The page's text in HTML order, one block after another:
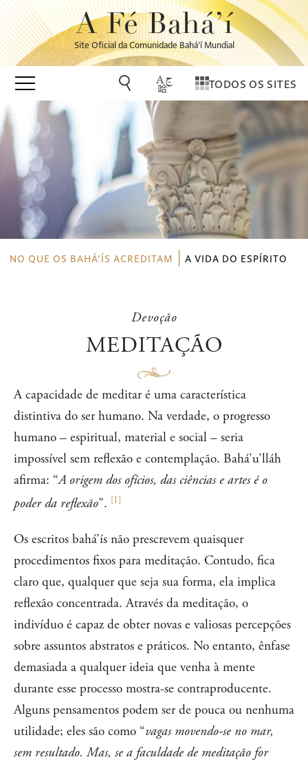
A Fé Bahá’í
Site Oficial da Comunidade Bahá’í Mundial
TODOS OS SITES
NO QUE OS BAHÁ’ÍS ACREDITAM A VIDA DO ESPÍRITO
Devoção
MEDITAÇÃO
A capacidade de meditar é uma característica
distintiva do ser humano. Na verdade, o progresso
humano – espiritual, material e social – seria
impossível sem reflexão e contemplação. Bahá’u’lláh
afirma: “A origem dos ofícios, das ciências e artes é o
poder da reflexão”. [1]
Os escritos bahá’ís não prescrevem quaisquer
procedimentos fixos para meditação. Contudo, fica
claro que, qualquer que seja sua forma, ela implica
reflexão concentrada. Através da meditação, o
indivíduo é capaz de obter novas e valiosas percepções
sobre assuntos abstratos e práticos. No entanto, ênfase
demasiada a qualquer ideia que venha à mente
durante esse processo mostra-se contraproducente.
Alguns pensamentos podem ser de pouca ou nenhuma
utilidade; eles são como “vagas movendo-se no mar,
sem resultado. Mas, se a faculdade de meditação for